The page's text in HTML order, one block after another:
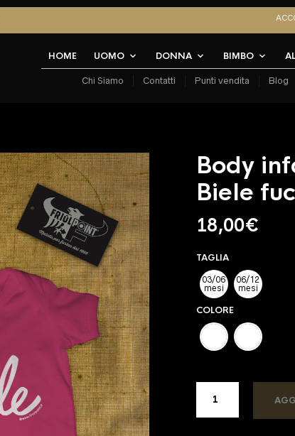
HOME UOMO DONNA BIMBO
Chi Siamo Contatti Punti vendita Blog
Body
Biele
18,00€
TAGLIA
03/06
mesi
06/12
mesi
COLORE